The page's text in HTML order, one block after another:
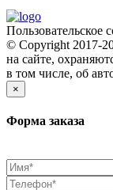
Пользовательское
© Copyright 2017-
на сайте,
в том числе, об
×
Форма заказа